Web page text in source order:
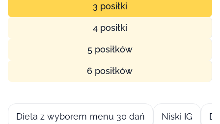
3 posiłki
4 posiłki
5 posiłków
6 posiłków
Dieta z wyborem menu 30 dań Niski IG